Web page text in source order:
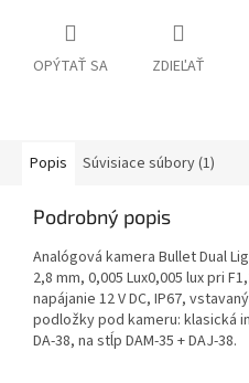
OPÝTAŤ SA ZDIEĽAŤ
Popis Súvisiace súbory (1)
Podrobný popis
Analógová kamera Bullet Dual
2,8 mm, 0,005 Lux0,005 lux pri
napájanie 12 V DC, IP67,
podložky pod kameru: klasická
DA-38, na stĺp DAM-35 + DAJ-38.